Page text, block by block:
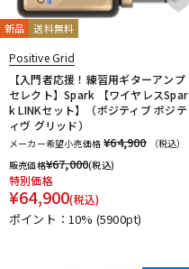
新品 送料無料
Positive Grid
【入門者応援！練習用ギターアンプ
セレクト】Spark 【ワイヤレスSpar
k LINKセット】（ポジティブ ポジテ
ィヴ グリッド）
メーカー希望小売価格 ¥64,900
（税込）
販売価格¥67,000(税込)
特別価格
¥64,900(税込)
ポイント：10% (5900pt)